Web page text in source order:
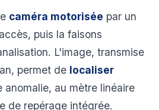
caméra motorisée par un
puis la faisons
L'image, transmise
permet de localiser
anomalie, au mètre linéaire
de repérage intégrée.